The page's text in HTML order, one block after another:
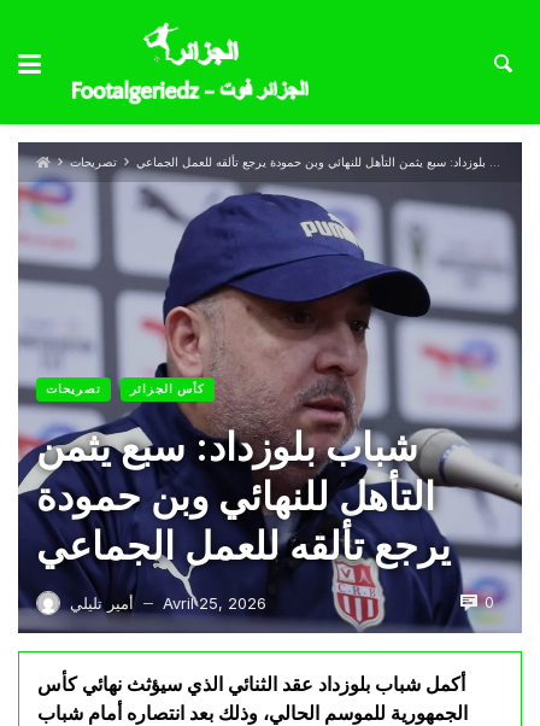
تصريحات شباب بلوزداد: سبع يثمن التأهل للنهائي وبن حمودة يرجع تألقه للعمل الجماعي
تصريحات كأس الجزائر
شباب بلوزداد: سبع يثمن
التأهل للنهائي وبن حمودة
يرجع تألقه للعمل الجماعي
أمير تليلي — Avril 25, 2026 0
أكمل شباب بلوزداد عقد الثنائي الذي سيؤثث نهائي كأس
الجمهورية للموسم الحالي، وذلك بعد انتصاره أمام شباب